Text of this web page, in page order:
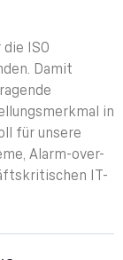
ISO
Damit
in
für unsere
Alarm-over-
IT-